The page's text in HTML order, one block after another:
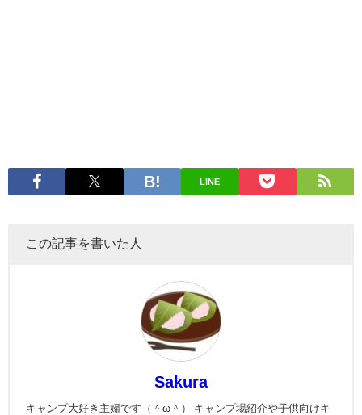
LINE
この記事を書いた人
Sakura
キャンプ大好き主婦です（＾ω＾） キャンプ場紹介や子供向けキ